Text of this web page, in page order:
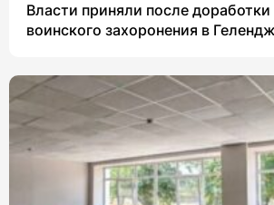
Власти приняли после
воинского захоронения в